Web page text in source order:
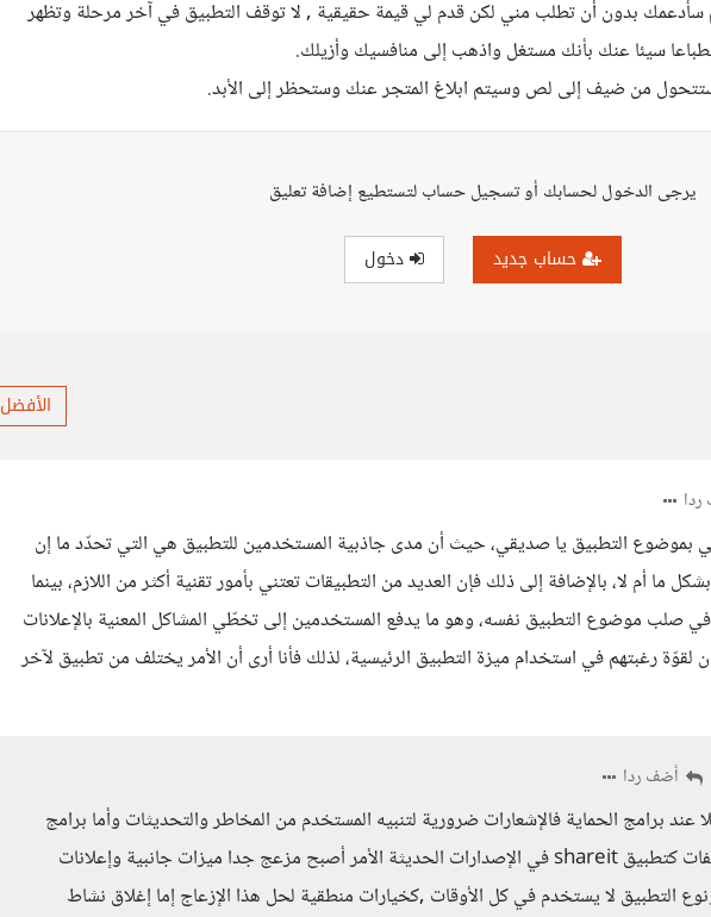
سأدعمك بدون أن تطلب مني لكن قدم لي قيمة حقيقية , لا توقف التطبيق في آخر مرحلة وتظهر
سيئا عنك بأنك مستغل واذهب إلى منافسيك وأزيلك.
من ضيف إلى لص وسيتم ابلاغ المتجر عنك وستحظر إلى الأبد.
يرجى الدخول لحسابك أو تسجيل حساب لتستطيع إضافة تعليق
حساب جديد دخول
الأفضل
بموضوع التطبيق يا صديقي، حيث أن مدى جاذبية المستخدمين للتطبيق هي التي تحدّد ما إن
ما أم لا، بالإضافة إلى ذلك فإن العديد من التطبيقات تعتني بأمور تقنية أكثر من اللازم، بينما
صلب موضوع التطبيق نفسه، وهو ما يدفع المستخدمين إلى تخطّي المشاكل المعنية بالإعلانات
لقوّة رغبتهم في استخدام ميزة التطبيق الرئيسية، لذلك فأنا أرى أن الأمر يختلف من تطبيق لآخر
أضف ردا
عند برامج الحماية فالإشعارات ضرورية لتنبيه المستخدم من المخاطر والتحديثات وأما برامج
الأخرى مثل برنامج نقل ملفات كتطبيق shareit في الإصدارات الحديثة الأمر أصبح مزعج جدا ميزات جانبية وإعلانات
التطبيق لا يستخدم في كل الأوقات ,كخيارات منطقية لحل هذا الإزعاج إما إغلاق نشاط